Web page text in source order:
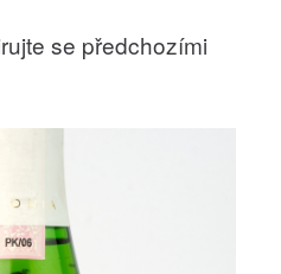
se předchozími